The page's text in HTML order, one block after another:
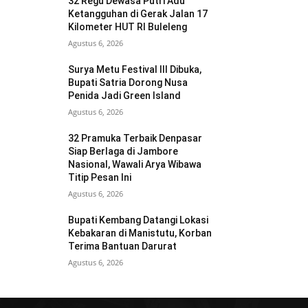
Ketangguhan di Gerak Jalan 17
Kilometer HUT RI Buleleng
Agustus 6, 2026
Surya Metu Festival III Dibuka,
Bupati Satria Dorong Nusa
Penida Jadi Green Island
Agustus 6, 2026
32 Pramuka Terbaik Denpasar
Siap Berlaga di Jambore
Nasional, Wawali Arya Wibawa
Titip Pesan Ini
Agustus 6, 2026
Bupati Kembang Datangi Lokasi
Kebakaran di Manistutu, Korban
Terima Bantuan Darurat
Agustus 6, 2026